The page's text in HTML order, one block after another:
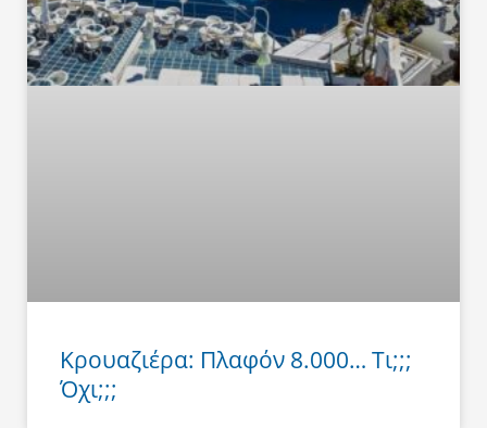
Κρουαζιέρα: Πλαφόν 8.000… Τι;;;
Όχι;;;